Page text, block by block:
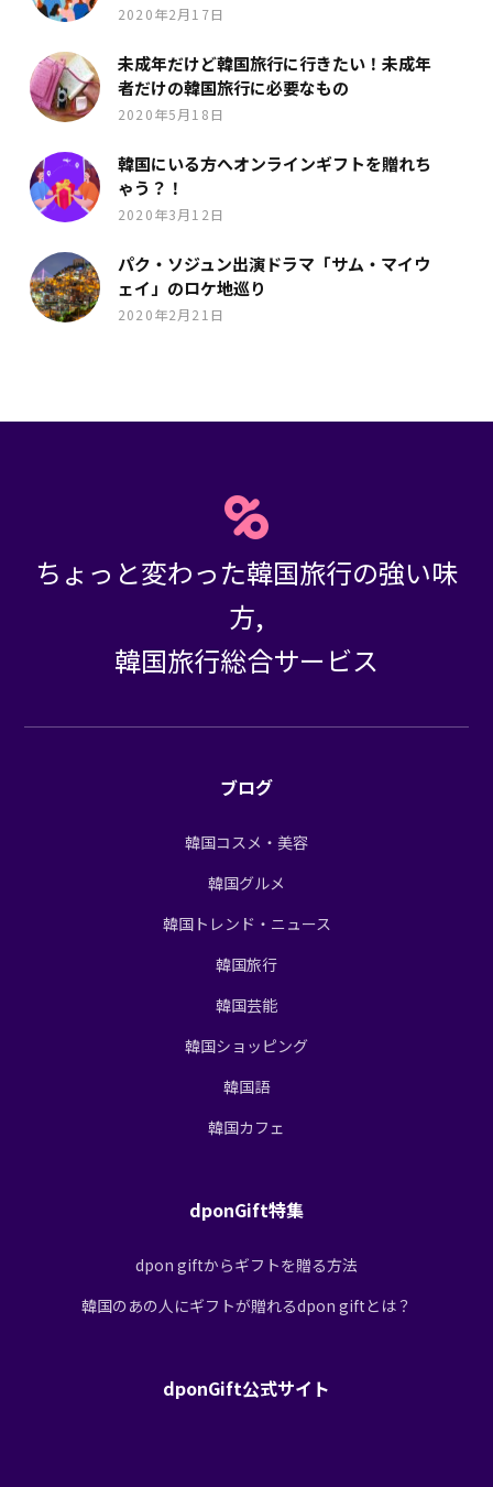
2020年2月17日
未成年だけど韓国旅行に行きたい！未成年
者だけの韓国旅行に必要なもの
2020年5月18日
韓国にいる方へオンラインギフトを贈れち
ゃう？！
2020年3月12日
パク・ソジュン出演ドラマ「サム・マイウ
ェイ」のロケ地巡り
2020年2月21日
ちょっと変わった韓国旅行の強い味
方,
韓国旅行総合サービス
ブログ
韓国コスメ・美容
韓国グルメ
韓国トレンド・ニュース
韓国旅行
韓国芸能
韓国ショッピング
韓国語
韓国カフェ
dponGift特集
dpon giftからギフトを贈る方法
韓国のあの人にギフトが贈れるdpon giftとは？
dponGift公式サイト